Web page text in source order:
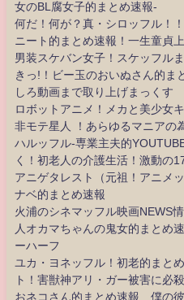
女のBL腐女子的まとめ速報-
何だ！何が？真・シロッフル
ニート的まとめ速報！一生童貞
男装スケバン女子！スケッフル
きっ!！ビー玉のおいぬさん的
しろ動画まで取り上げまっくす
ロボットアニメ！メカと美少女
非モテ星人 ！あらゆるマニアの
ハルッフル-専業主夫的
く！初老人の介護生活！激動の
アニゲタレスト（元祖！アニメ
ナベ的まとめ速報
火浦のシネマッフル映画NEWS
人オカマちゃんの鬼女的まとめ
ーハーフ
ユカ・ヨネッフル！初老的まと
ト！害獣神アリ・ガー被害に必
おネコさん的まとめ速報 僕の